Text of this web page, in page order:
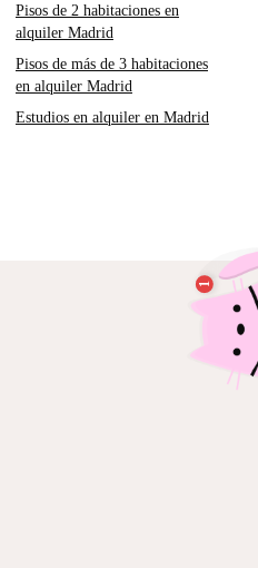
Pisos de 2 habitaciones en
alquiler Madrid
Pisos de más de 3 habitaciones
en alquiler Madrid
Estudios en alquiler en Madrid